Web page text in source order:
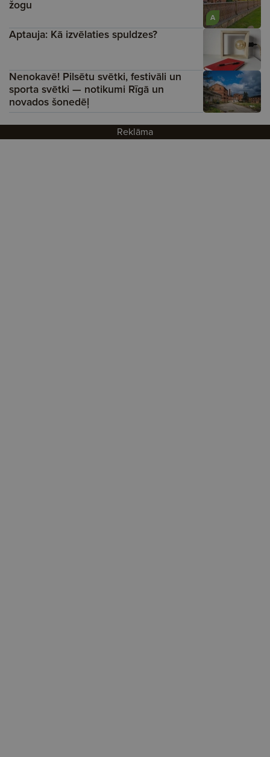
A
žogu
Aptauja: Kā izvēlaties spuldzes?
Nenokavē! Pilsētu svētki, festivāli un
sporta svētki — notikumi Rīgā un
novados šonedēļ
Reklāma